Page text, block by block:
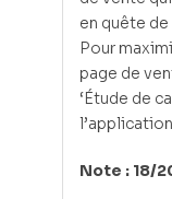
en quête
Pour
page de
‘Étude de
Note : 18/